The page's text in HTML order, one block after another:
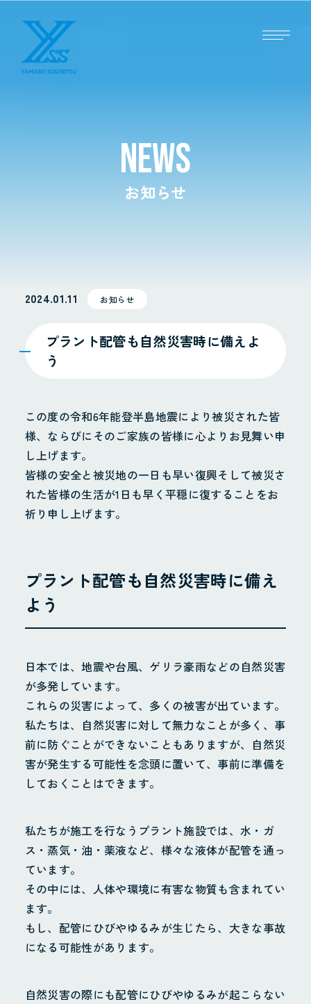
NEWS
お知らせ
2024.01.11 お知らせ
プラント配管も自然災害時に備えよ
う
この度の令和6年能登半島地震により被災された皆
様、ならびにそのご家族の皆様に心よりお見舞い申
し上げます。
皆様の安全と被災地の一日も早い復興そして被災さ
れた皆様の生活が1日も早く平穏に復することをお
祈り申し上げます。
プラント配管も自然災害時に備え
よう
日本では、地震や台風、ゲリラ豪雨などの自然災害
が多発しています。
これらの災害によって、多くの被害が出ています。
私たちは、自然災害に対して無力なことが多く、事
前に防ぐことができないこともありますが、自然災
害が発生する可能性を念頭に置いて、事前に準備を
しておくことはできます。
私たちが施工を行なうプラント施設では、水・ガ
ス・蒸気・油・薬液など、様々な液体が配管を通っ
ています。
その中には、人体や環境に有害な物質も含まれてい
ます。
もし、配管にひびやゆるみが生じたら、大きな事故
になる可能性があります。
自然災害の際にも配管にひびやゆるみが起こらない